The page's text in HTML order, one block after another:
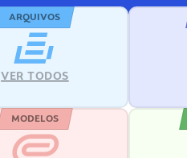
ARQUIVOS
VER TODOS
MODELOS